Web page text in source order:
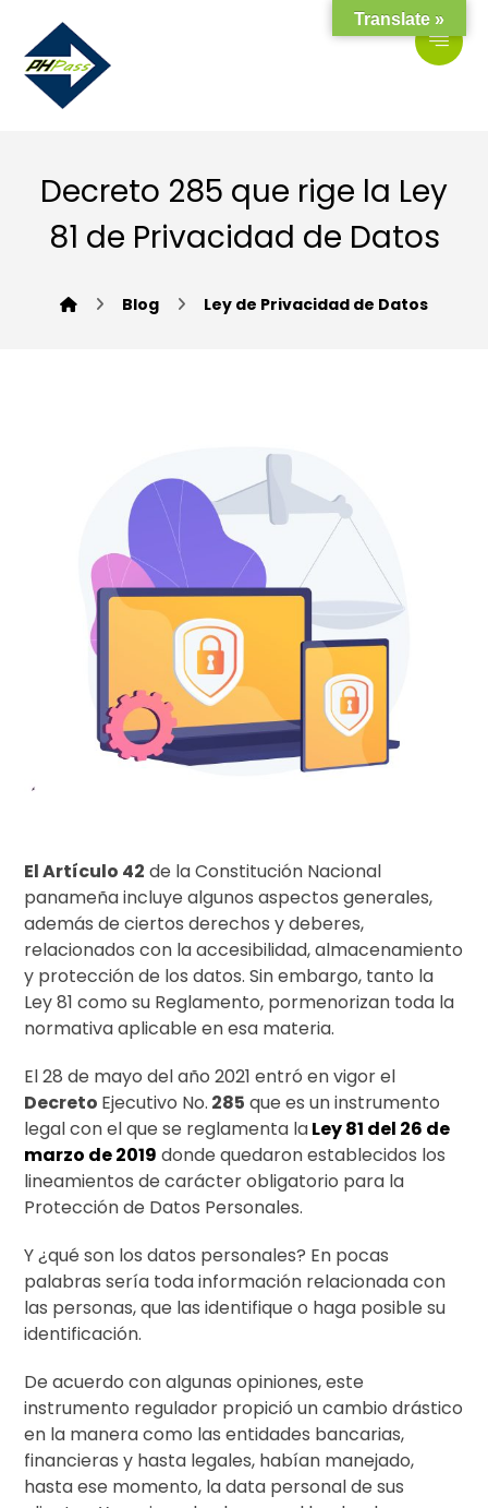
Decreto 285 que rige la Ley
81 de Privacidad de Datos
Blog Ley de Privacidad de Datos
El Artículo 42 de la Constitución Nacional
panameña incluye algunos aspectos generales,
además de ciertos derechos y deberes,
relacionados con la accesibilidad, almacenamiento
y protección de los datos. Sin embargo, tanto la
Ley 81 como su Reglamento, pormenorizan toda la
normativa aplicable en esa materia.
El 28 de mayo del año 2021 entró en vigor el
Decreto Ejecutivo No. 285 que es un instrumento
legal con el que se reglamenta laLey 81 del 26 de
marzo de 2019 donde quedaron establecidos los
lineamientos de carácter obligatorio para la
Protección de Datos Personales.
Y ¿qué son los datos personales? En pocas
palabras sería toda información relacionada con
las personas, que las identifique o haga posible su
identificación.
De acuerdo con algunas opiniones, este
instrumento regulador propició un cambio drástico
en la manera como las entidades bancarias,
financieras y hasta legales, habían manejado,
hasta ese momento, la data personal de sus
Translate »